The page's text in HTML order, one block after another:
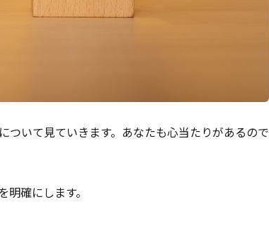
ついて見ていきます。あなたも心当たりがあるので
確にします。